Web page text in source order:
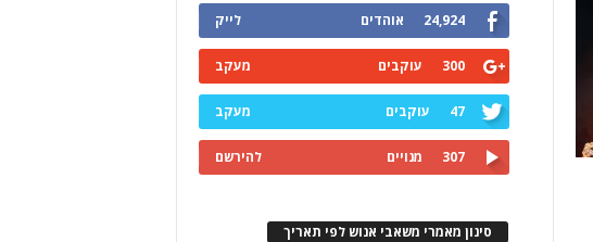
24,924 אוהדים לייק
300 עוקבים מעקב
47 עוקבים מעקב
307 מנויים להירשם
סינון מאמרי משאבי אנוש לפי תאריך